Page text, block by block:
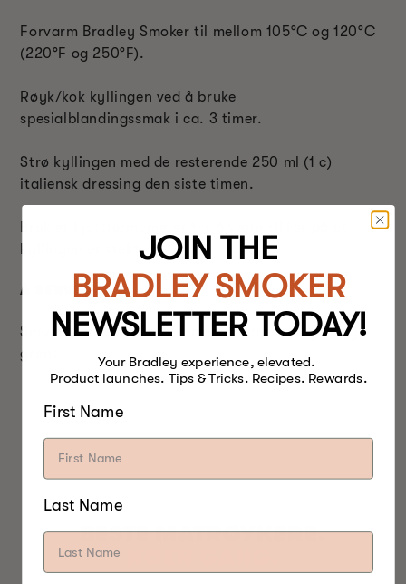
Forvarm Bradley Smoker til mellom 105°C og 120°C
(220°F og 250°F).
Røyk/kok kyllingen ved å bruke
spesialblandingssmak i ca. 3 timer.
Strø kyllingen med de resterende 250 ml (1 c)
italiensk dressing den siste timen.
kyllingen er stekt.
Å SERVERE:
Server med en pastarett med tomatsaus og slengt
grønt.
BESTE MATRØYKERE.
JOIN THE
BRADLEY SMOKER
NEWSLETTER TODAY!
Your Bradley experience, elevated.
Product launches. Tips & Tricks. Recipes. Rewards.
First Name
Last Name